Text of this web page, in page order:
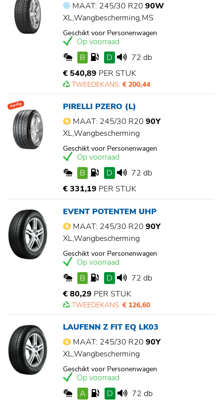
MAAT: 245/30 R20 90W
XL,Wangbescherming,MS
Geschikt voor Personenwagen
Op voorraad
B
D
72 db
€ 540,89 PER STUK
TWEEDEKANS: € 200,44
Op=Op
PIRELLI PZERO (L)
MAAT: 245/30 R20 90Y
XL,Wangbescherming
Geschikt voor Personenwagen
Op voorraad
B
D
72 db
€ 331,19 PER STUK
EVENT POTENTEM UHP
MAAT: 245/30 R20 90Y
XL,Wangbescherming
Geschikt voor Personenwagen
Op voorraad
B
D
72 db
€ 80,29 PER STUK
TWEEDEKANS: € 126,60
LAUFENN Z FIT EQ LK03
MAAT: 245/30 R20 90Y
XL,Wangbescherming
Geschikt voor Personenwagen
Op voorraad
A
D
72 db